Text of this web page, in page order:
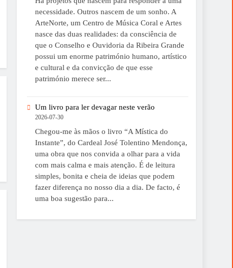
necessidade. Outros nascem de um sonho. A
ArteNorte, um Centro de Música Coral e Artes
nasce das duas realidades: da consciência de
que o Conselho e Ouvidoria da Ribeira Grande
possui um enorme património humano, artístico
e cultural e da convicção de que esse
património merece ser...
Um livro para ler devagar neste verão
2026-07-30
Chegou-me às mãos o livro “A Mística do
Instante”, do Cardeal José Tolentino Mendonça,
uma obra que nos convida a olhar para a vida
com mais calma e mais atenção. É de leitura
simples, bonita e cheia de ideias que podem
fazer diferença no nosso dia a dia. De facto, é
uma boa sugestão para...